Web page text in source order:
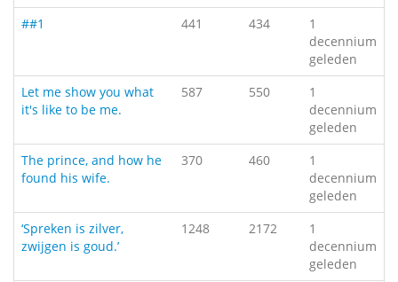
##1
441 434
1
decennium
geleden
Let me show you what
it's like to be me.
587 550
1
decennium
geleden
The prince, and how he
found his wife.
370 460
1
decennium
geleden
‘Spreken is zilver,
zwijgen is goud.’
1248 2172
1
decennium
geleden